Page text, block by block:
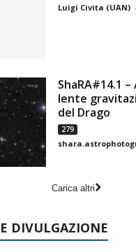
Luigi Civita (UAN) -
ShaRA#14.1
lente
del Drago
279
Carica altri
DIVULGAZIONE